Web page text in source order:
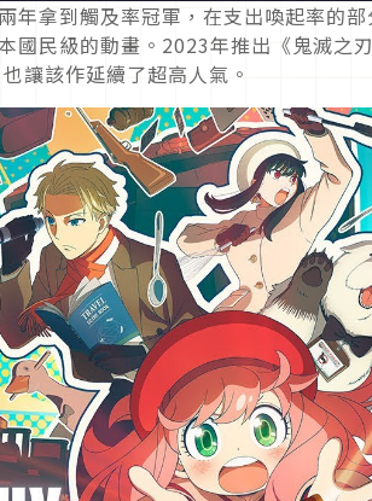
年拿到觸及率冠軍，在支出喚起率的
國民級的動畫。2023年推出《鬼滅之
讓該作延續了超高人氣。